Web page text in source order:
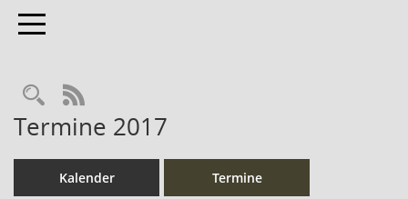
Toggle navigation
Rechercheauswahl
RSS-Feed
Termine 2017
Kalender Termine